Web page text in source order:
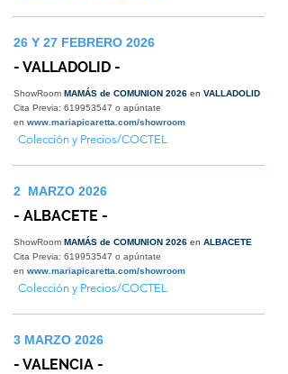
26 Y 27 FEBRERO 2026
- VALLADOLID -
ShowRoom MAMÁS de COMUNION 2026 en VALLADOLID
Cita Previa: 619953547 o apúntate
en www.mariapicaretta.com/showroom
Colección y Precios/COCTEL
2 MARZO 2026
- ALBACETE -
ShowRoom MAMÁS de COMUNION 2026 en ALBACETE
Cita Previa: 619953547 o apúntate
en www.mariapicaretta.com/showroom
Colección y Precios/COCTEL
3 MARZO 2026
- VALENCIA -